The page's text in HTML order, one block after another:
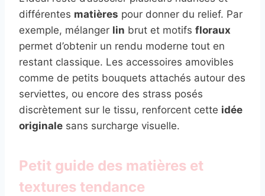
différentes matières pour donner du relief. Par
exemple, mélanger lin brut et motifs floraux
permet d’obtenir un rendu moderne tout en
restant classique. Les accessoires amovibles
comme de petits bouquets attachés autour des
serviettes, ou encore des strass posés
discrètement sur le tissu, renforcent cette idée
originale sans surcharge visuelle.
Petit guide des matières et
textures tendance